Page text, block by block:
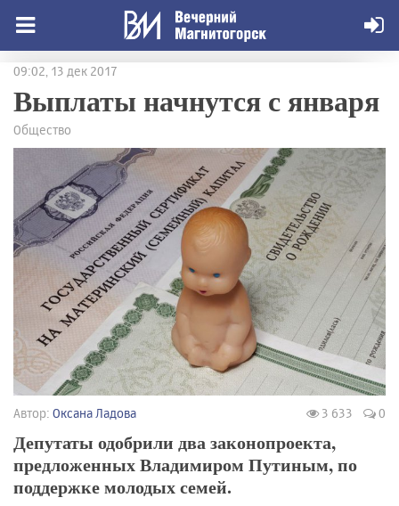
09:02, 13 дек 2017
Выплаты начнутся с января
Общество
Автор: Оксана Ладова 3 633 0
Депутаты одобрили два законопроекта,
предложенных Владимиром Путиным, по
поддержке молодых семей.